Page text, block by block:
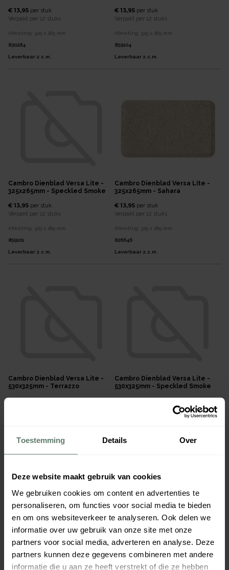
Toestemming Details Over
Deze website maakt gebruik van cookies
We gebruiken cookies om content en advertenties te
personaliseren, om functies voor social media te bieden
en om ons websiteverkeer te analyseren. Ook delen we
informatie over uw gebruik van onze site met onze
partners voor social media, adverteren en analyse. Deze
partners kunnen deze gegevens combineren met andere
informatie die u aan ze heeft verstrekt of die ze hebben
€ 13,95 per stuk
Verpakt per 12 stuks
Afmeting: 325 x 265 mm
830284
Leverbaar z.s.m.
€ 13,95 per stuk
Verpakt per 12 stuks
Afmeting: 325 x 265 mm
859104
Leverbaar z.s.m.
Cambro Dienblad Versa Lite -
325x265mm - Speckled Smoke
€ 13,95 per stuk
Verpakt per 12 stuks
Afmeting: 325 x 265 mm
859101
Leverbaar z.s.m.
Cambro Dienblad Versa Lite -
325x265mm - Sahara
€ 13,95 per stuk
Verpakt per 12 stuks
Afmeting: 325 x 265 mm
826646
Leverbaar z.s.m.
Cambro Dienblad Versa Lite -
530x325mm - Terrazzo
Cambro Dienblad Versa Lite -
530x325mm - Speckled Smoke